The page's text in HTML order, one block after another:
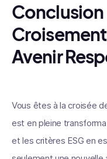
Conclusion
Avenir
Vous êtes à la croisée
est en pleine
et les critères ESG en